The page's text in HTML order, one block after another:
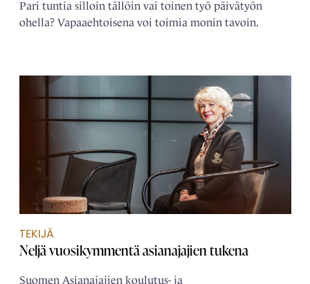
Pari tuntia silloin tällöin vai toinen työ päivätyön
ohella? Vapaaehtoisena voi toimia monin tavoin.
TEKIJÄ
Neljä ­vuosikymmentä ­asianajajien tukena
Suomen Asianajajien koulutus- ja